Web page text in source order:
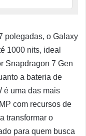
polegadas, o Galaxy
1000 nits, ideal
Snapdragon 7 Gen
a bateria de
é uma das mais
com recursos de
transformar o
para quem busca